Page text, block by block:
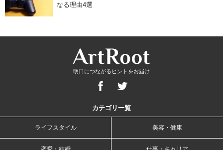
なる理由4選
明日につながるヒントをお届け
カテゴリ一覧
ライフスタイル 美容・健康